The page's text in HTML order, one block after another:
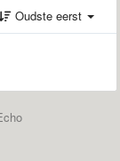
Oudste eerst